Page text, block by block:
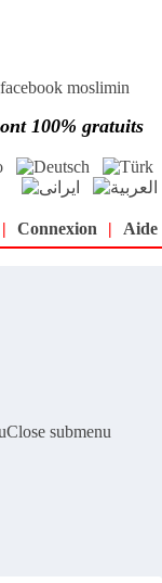
100% gratuits
| Connexion | Aide
Close submenu